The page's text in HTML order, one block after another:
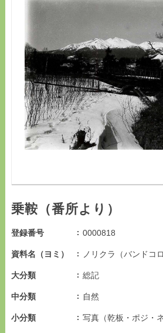
乗鞍（番所より）
登録番号 0000818
資料名（ヨミ） ノリクラ（バンドコ
大分類 総記
中分類 自然
小分類 写真（乾板・ポジ・ネ